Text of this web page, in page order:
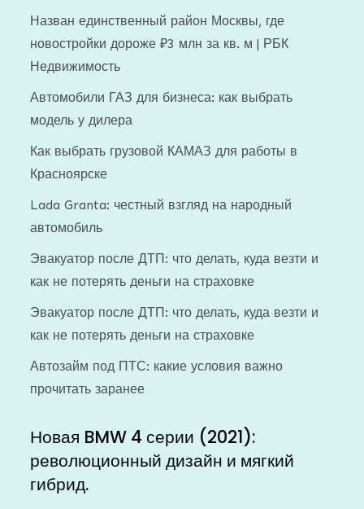
Назван единственный район Москвы, где
новостройки дороже ₽3 млн за кв. м | РБК
Недвижимость
Автомобили ГАЗ для бизнеса: как выбрать
модель у дилера
Как выбрать грузовой КАМАЗ для работы в
Красноярске
Lada Granta: честный взгляд на народный
автомобиль
Эвакуатор после ДТП: что делать, куда везти и
как не потерять деньги на страховке
Эвакуатор после ДТП: что делать, куда везти и
как не потерять деньги на страховке
Автозайм под ПТС: какие условия важно
прочитать заранее
Новая BMW 4 серии (2021):
революционный дизайн и мягкий
гибрид.